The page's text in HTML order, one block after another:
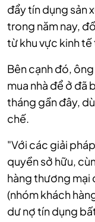
đẩy tín dụng sản
trong năm nay,
từ khu vực kinh tế
Bên cạnh đó,
mua nhà để ở đã
tháng gần đây,
chế.
"Với các giải
quyền sở hữu,
hàng thương mại
(nhóm khách
dư nợ tín dụng